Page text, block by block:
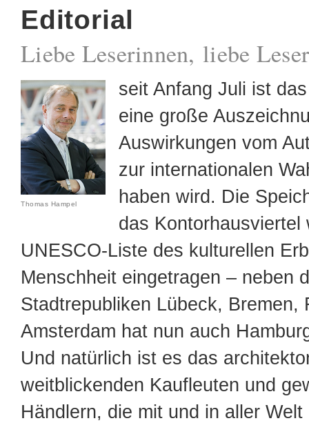
Editorial
Liebe Leserinnen, liebe
Thomas Hampel
seit Anfang Juli ist
eine große
Auswirkungen vom
zur internationalen
haben wird. Die
das Kontorhausviertel
UNESCO-Liste des kulturellen
Menschheit eingetragen – neben
Stadtrepubliken Lübeck, Bremen,
Amsterdam hat nun auch
Und natürlich ist es das
weitblickenden Kaufleuten und
Händlern, die mit und in aller